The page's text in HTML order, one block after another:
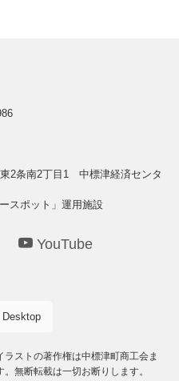
2条南2丁目1 中標津経済センタ
スポット」運用施設
YouTube
Desktop
ラストの著作権は中標津町商工会ま
無断転載は一切お断りします。